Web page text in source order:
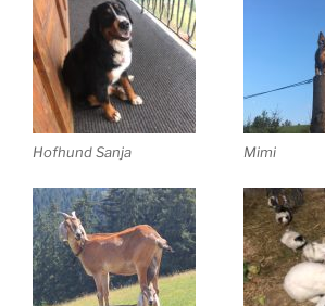
Hofhund Sanja Mimi